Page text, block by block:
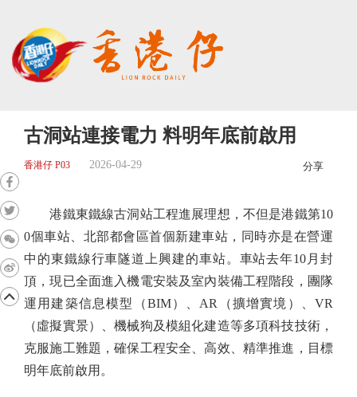
古洞站連接電力 料明年底前啟用
香港仔 P03 2026-04-29 分享
港鐵東鐵線古洞站工程進展理想，不但是港鐵第10
0個車站、北部都會區首個新建車站，同時亦是在營運
中的東鐵線行車隧道上興建的車站。車站去年10月封
頂，現已全面進入機電安裝及室內裝備工程階段，團隊
運用建築信息模型（BIM）、AR（擴增實境）、VR
（虛擬實景）、機械狗及模組化建造等多項科技技術，
克服施工難題，確保工程安全、高效、精準推進，目標
明年底前啟用。